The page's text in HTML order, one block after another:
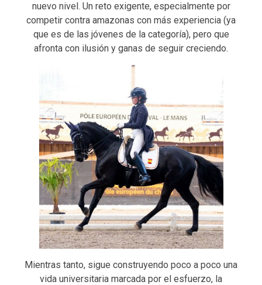
nuevo nivel. Un reto exigente, especialmente por
competir contra amazonas con más experiencia (ya
que es de las jóvenes de la categoría), pero que
afronta con ilusión y ganas de seguir creciendo.
Mientras tanto, sigue construyendo poco a poco una
vida universitaria marcada por el esfuerzo, la